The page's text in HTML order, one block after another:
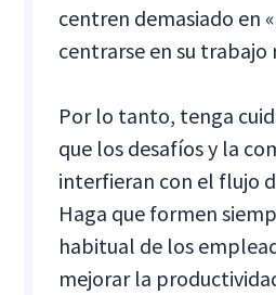
centren demasiado en
centrarse en su trabajo
Por lo tanto, tenga
que los desafíos y la
interfieran con el flujo
Haga que formen
habitual de los
mejorar la